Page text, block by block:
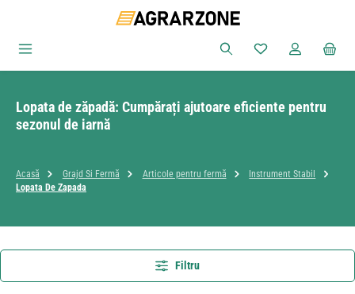
Sari la conținutul principal
Aveți 0 articole
Lopata de zăpadă: Cumpărați ajutoare eficiente pentru
sezonul de iarnă
Acasă Grajd Si Fermă Articole pentru fermă
Instrument Stabil
Lopata De Zapada
Filtru